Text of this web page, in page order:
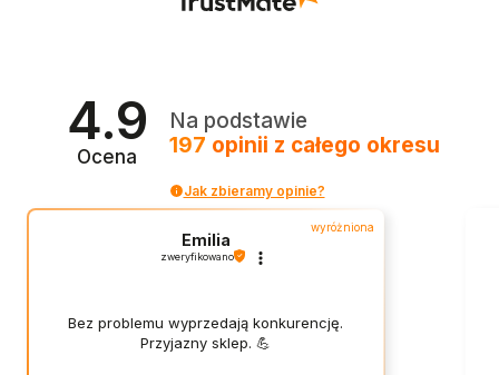
4.9
Ocena
Na podstawie
197 opinii z całego okresu
Jak zbieramy opinie?
wyróżniona
Emilia
zweryfikowano
Bez problemu wyprzedają konkurencję.
Przyjazny sklep. 💪